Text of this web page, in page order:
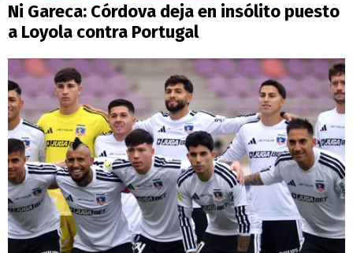
Ni Gareca: Córdova deja en insólito puesto
a Loyola contra Portugal